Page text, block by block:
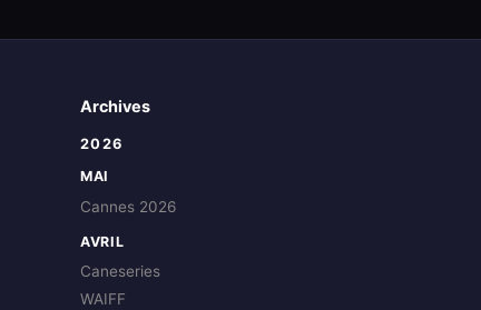
Archives
2026
MAI
Cannes 2026
AVRIL
Caneseries
WAIFF